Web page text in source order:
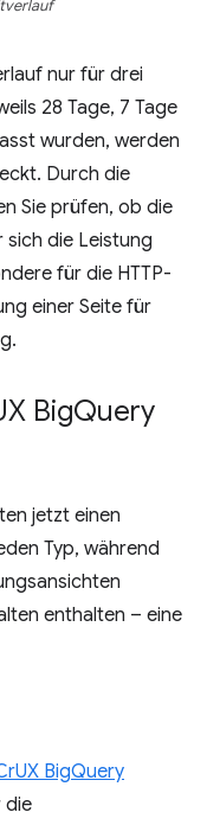
nur für drei
28 Tage, 7 Tage
wurden, werden
Durch die
Sie prüfen, ob die
die Leistung
für die HTTP-
einer Seite für
BigQuery
jetzt einen
Typ, während
enthalten – eine
BigQuery
die